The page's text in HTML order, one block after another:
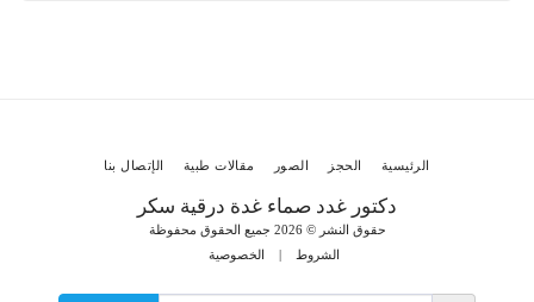
دكتور غدد صماء غدة درقية سكر
حقوق النشر © 2026 جميع الحقوق محفوظة
الشروط
الخصوصية
الرئيسية الحجز الصور مقالات طبية الإتصال بنا